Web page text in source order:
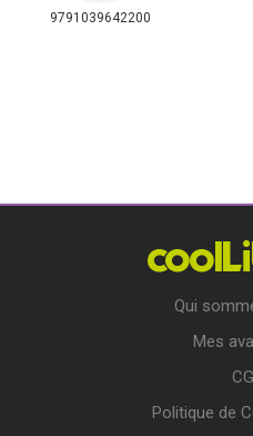
9791039642200
Qui
Mes
Politique de